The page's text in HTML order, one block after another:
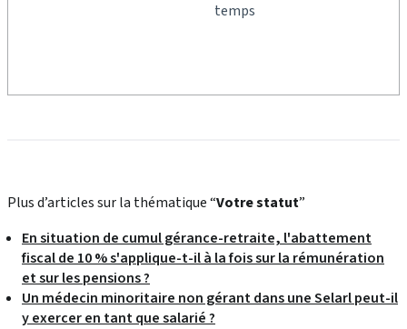
temps
Plus d’articles sur la thématique “Votre statut”
En situation de cumul gérance-retraite, l'abattement
fiscal de 10 % s'applique-t-il à la fois sur la rémunération
et sur les pensions ?
Un médecin minoritaire non gérant dans une Selarl peut-il
y exercer en tant que salarié ?